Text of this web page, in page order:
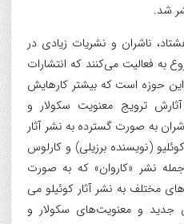
شد.
ناشران و نشریات زیادی در
فعالیت می‌کنند که انتشارات
حوزه است که بیشتر کارهایش
ترویج معنویت سکولار و
به صورت گسترده به نشر آثار
(نویسنده برزیلی) و کارلوس
نشر «کاروان» که به صورت
مختلف به نشر آثار کوئیلو می
جدید و معنویت‌های سکولار و